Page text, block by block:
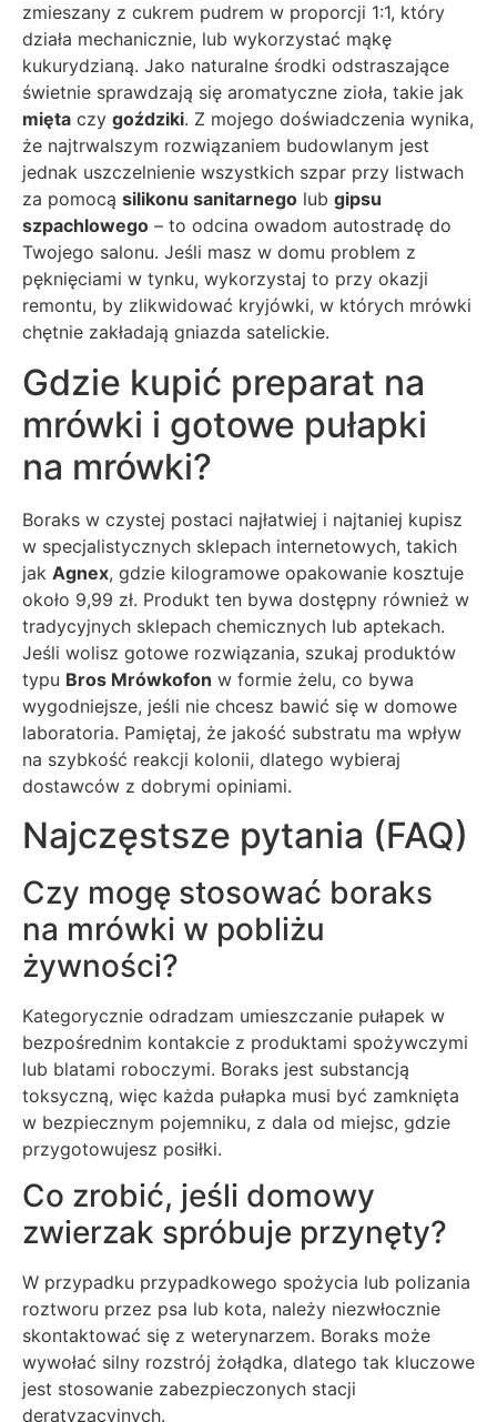
zmieszany z cukrem pudrem w proporcji 1:1, który
działa mechanicznie, lub wykorzystać mąkę
kukurydzianą. Jako naturalne środki odstraszające
świetnie sprawdzają się aromatyczne zioła, takie jak
mięta czy goździki. Z mojego doświadczenia wynika,
że najtrwalszym rozwiązaniem budowlanym jest
jednak uszczelnienie wszystkich szpar przy listwach
za pomocą silikonu sanitarnego lub gipsu
szpachlowego – to odcina owadom autostradę do
Twojego salonu. Jeśli masz w domu problem z
pęknięciami w tynku, wykorzystaj to przy okazji
remontu, by zlikwidować kryjówki, w których mrówki
chętnie zakładają gniazda satelickie.
Gdzie kupić preparat na
mrówki i gotowe pułapki
na mrówki?
Boraks w czystej postaci najłatwiej i najtaniej kupisz
w specjalistycznych sklepach internetowych, takich
jak Agnex, gdzie kilogramowe opakowanie kosztuje
około 9,99 zł. Produkt ten bywa dostępny również w
tradycyjnych sklepach chemicznych lub aptekach.
Jeśli wolisz gotowe rozwiązania, szukaj produktów
typu Bros Mrówkofon w formie żelu, co bywa
wygodniejsze, jeśli nie chcesz bawić się w domowe
laboratoria. Pamiętaj, że jakość substratu ma wpływ
na szybkość reakcji kolonii, dlatego wybieraj
dostawców z dobrymi opiniami.
Najczęstsze pytania (FAQ)
Czy mogę stosować boraks
na mrówki w pobliżu
żywności?
Kategorycznie odradzam umieszczanie pułapek w
bezpośrednim kontakcie z produktami spożywczymi
lub blatami roboczymi. Boraks jest substancją
toksyczną, więc każda pułapka musi być zamknięta
w bezpiecznym pojemniku, z dala od miejsc, gdzie
przygotowujesz posiłki.
Co zrobić, jeśli domowy
zwierzak spróbuje przynęty?
W przypadku przypadkowego spożycia lub polizania
roztworu przez psa lub kota, należy niezwłocznie
skontaktować się z weterynarzem. Boraks może
wywołać silny rozstrój żołądka, dlatego tak kluczowe
jest stosowanie zabezpieczonych stacji
deratyzacyjnych.